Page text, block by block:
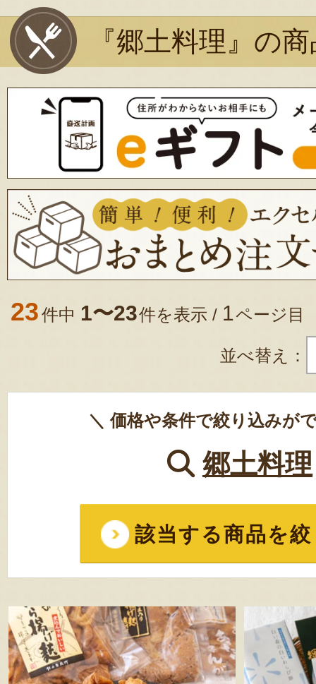
『郷土料理』の
23件中 1〜23件を表示 / 1ページ目
並べ替え：
＼ 価格や条件で絞り込みが
郷土料理
該当する商品を